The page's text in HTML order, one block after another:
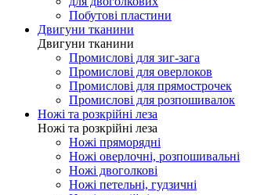
Побутові пластини
Двигуни тканини
Двигуни тканини
Промислові для зиг-зага
Промислові для оверлоков
Промислові для прямострочек
Промислові для розпошивалок
Ножі та розкрійні леза
Ножі та розкрійні леза
Ножі пряморядні
Ножі оверлочні, розпошивальні
Ножі двоголкові
Ножі петельні, гудзичні